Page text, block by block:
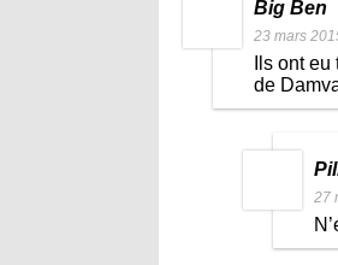
Big Ben
23 mars
Ils ont
de
27